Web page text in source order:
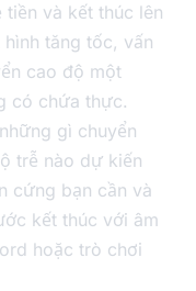
và kết thúc lên
tăng tốc, vấn
cao độ một
có chứa thực.
gì chuyển
trễ nào dự kiến
cứng bạn cần và
kết thúc với âm
hoặc trò chơi